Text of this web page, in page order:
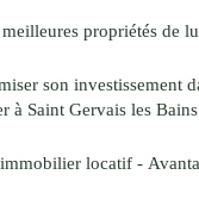
propriétés de
son investissement
à Saint Gervais les Bains
locatif -